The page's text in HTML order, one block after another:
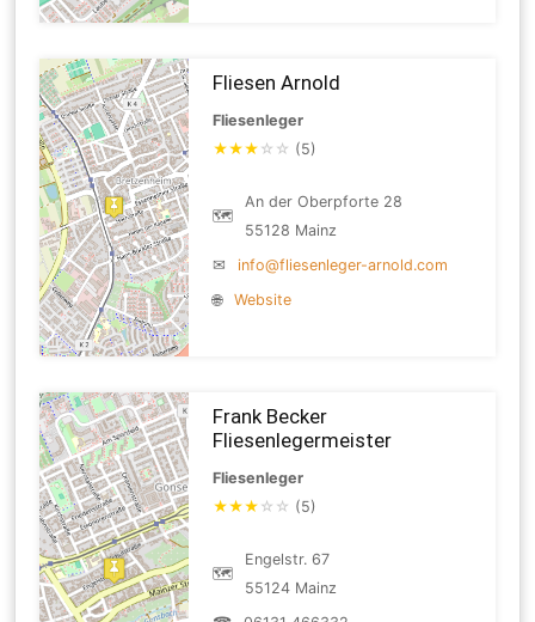
Fliesen Arnold
Fliesenleger
★★★ ☆ ☆ (5)
🗺
An der Oberpforte 28
55128 Mainz
✉
info@fliesenleger-arnold.com
🌐
Website
Frank Becker
Fliesenlegermeister
Fliesenleger
★★★ ☆ ☆ (5)
🗺
Engelstr. 67
55124 Mainz